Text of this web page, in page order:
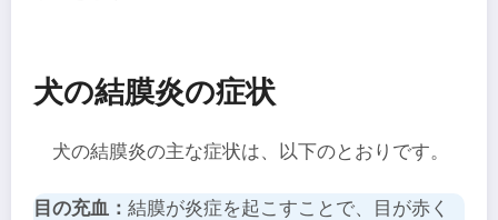
犬の結膜炎の症状
犬の結膜炎の主な症状は、以下のとおりです。
目の充血： ​結膜が炎症を起こすことで、目が赤く